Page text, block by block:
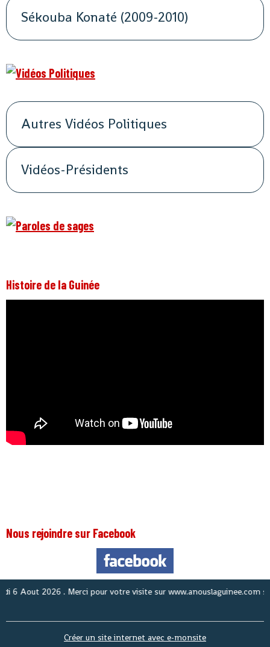
Sékouba Konaté (2009-2010)
Autres Vidéos Politiques
Vidéos-Présidents
Histoire de la Guinée
Nous rejoindre sur Facebook
2026 . Merci pour votre visite sur www.anouslaguinee.com site
Créer un site internet avec e-monsite